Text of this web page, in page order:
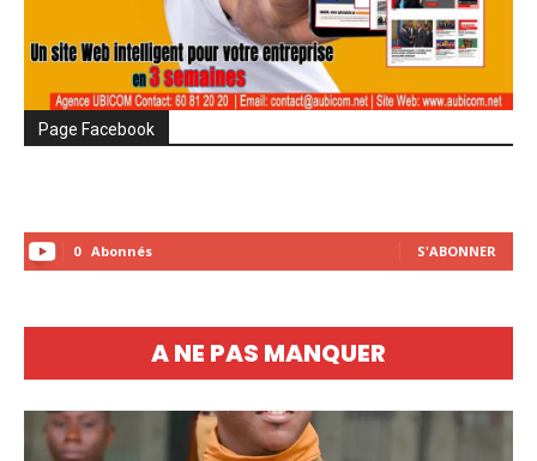
Page Facebook
0 Abonnés S'ABONNER
A NE PAS MANQUER